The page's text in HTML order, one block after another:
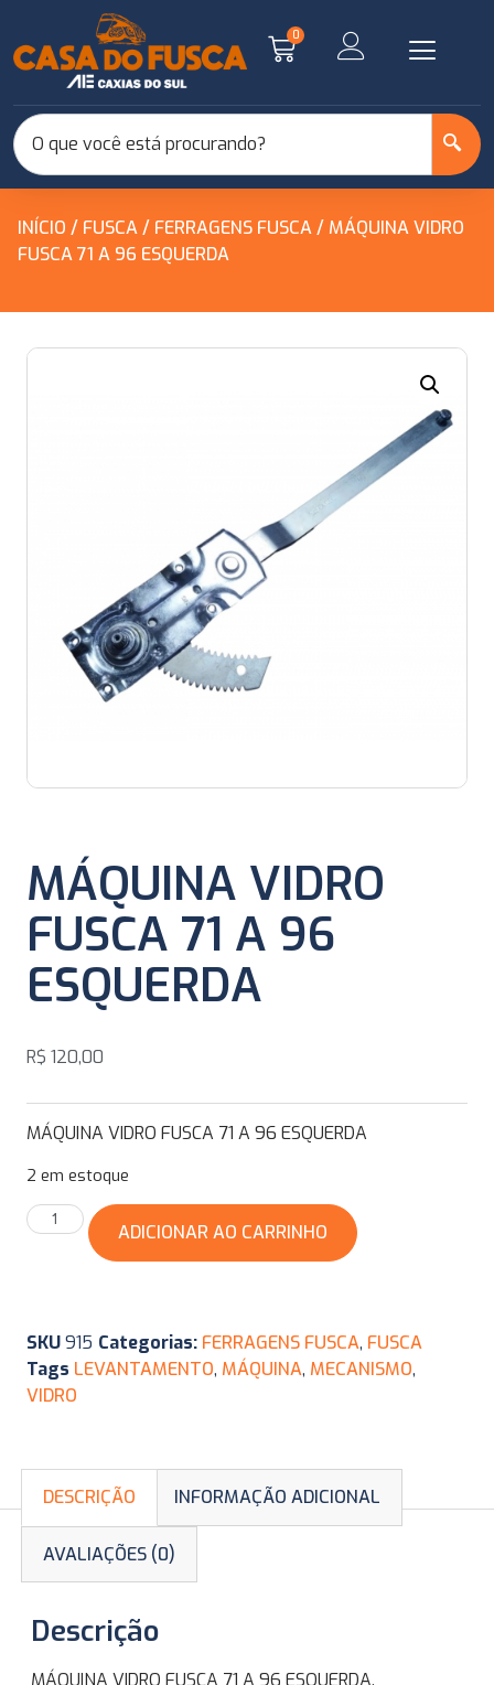
0
INÍCIO / FUSCA/ FERRAGENS FUSCA/ MÁQUINA VIDRO
FUSCA 71 A 96 ESQUERDA
MÁQUINA VIDRO
FUSCA 71 A 96
ESQUERDA
R$ 120,00
MÁQUINA VIDRO FUSCA 71 A 96 ESQUERDA
2 em estoque
ADICIONAR AO CARRINHO
SKU915 Categorias: FERRAGENS FUSCA, FUSCA
Tags LEVANTAMENTO, MÁQUINA, MECANISMO,
VIDRO
DESCRIÇÃO INFORMAÇÃO ADICIONAL
AVALIAÇÕES (0)
Descrição